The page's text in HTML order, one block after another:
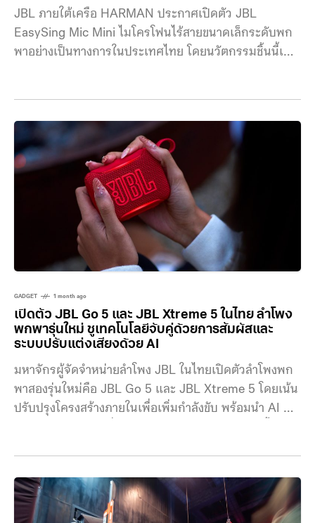
JBL ภายใต้เครือ HARMAN ประกาศเปิดตัว JBL
EasySing Mic Mini ไมโครโฟนไร้สายขนาดเล็กระดับพก
พาอย่างเป็นทางการในประเทศไทย โดยนวัตกรรมชิ้นนี้เน้น
จำหน่ายในไทย บจก. มหาจักรดีเวลอปเมนท์ เทคโนโลยี
ประมวลผล AI และคุณสมบัติด้านเสียง JBL EasySing
Mic Mini ติดตั้งอัลกอริทึม JBL EasySing ทำงานร่วมกับ
ชิปประมวลผล AI
GADGET 1 month ago
เปิดตัว JBL Go 5 และ JBL Xtreme 5 ในไทย ลำโพง
พกพารุ่นใหม่ ชูเทคโนโลยีจับคู่ด้วยการสัมผัสและ
ระบบปรับแต่งเสียงด้วย AI
มหาจักรผู้จัดจำหน่ายลำโพง JBL ในไทยเปิดตัวลำโพงพก
พาสองรุ่นใหม่คือ JBL Go 5 และ JBL Xtreme 5 โดยเน้น
ปรับปรุงโครงสร้างภายในเพื่อเพิ่มกำลังขับ พร้อมนำ AI มา
ทรงเว้า ซึ่งเพิ่มประสิทธิภาพการกระจายเสียงให้ดังขึ้น 10%
เมื่อเทียบกับรุ่นก่อนหน้า นอกจากนี้ยังมีความสามารถใหม่